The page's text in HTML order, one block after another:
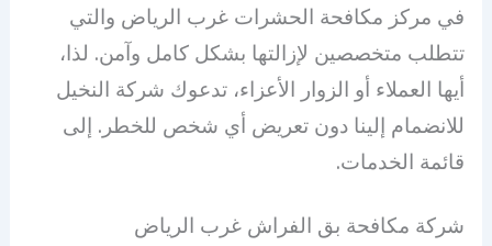
في مركز مكافحة الحشرات غرب الرياض والتي
تتطلب متخصصين لإزالتها بشكل كامل وآمن. لذا،
أيها العملاء أو الزوار الأعزاء، تدعوك شركة النخيل
للانضمام إلينا دون تعريض أي شخص للخطر. إلى
قائمة الخدمات.
شركة مكافحة بق الفراش غرب الرياض